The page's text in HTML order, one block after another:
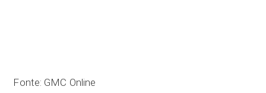
Fonte: GMC Online